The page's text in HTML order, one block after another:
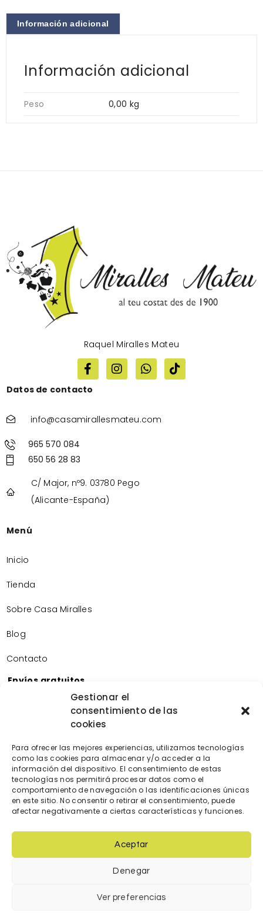
Gestionar el
consentimiento de las
cookies
Para ofrecer las mejores experiencias, utilizamos tecnologías
como las cookies para almacenar y/o acceder a la
información del dispositivo. El consentimiento de estas
tecnologías nos permitirá procesar datos como el
comportamiento de navegación o las identificaciones únicas
en este sitio. No consentir o retirar el consentimiento, puede
afectar negativamente a ciertas características y funciones.
Aceptar
Denegar
Ver preferencias
Información adicional
Información adicional
Peso 0,00 kg
Raquel Miralles Mateu
Datos de contacto
info@casamirallesmateu.com
965 570 084
650 56 28 83
C/ Major, nº9. 03780 Pego
(Alicante-España)
Menú
Inicio
Tienda
Sobre Casa Miralles
Blog
Contacto
Envíos gratuitos
Envíos gratuitos por la compra de más de 60€.
Devoluciones gratuitas
Devoluciones gratuitas en nuestra tienda física.
Pago seguro
Tarjeta de crédito/débito.
Transferencia bancaria.
Bizum.
© 2023 Diseñada y creada porlocatec.es